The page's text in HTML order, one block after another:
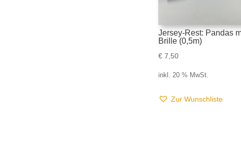
Jersey-Rest: Pandas
Brille (0,5m)
€7,50
inkl. 20 % MwSt.
Zur Wunschliste